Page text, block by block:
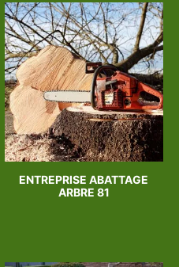
ENTREPRISE ABATTAGE
ARBRE 81